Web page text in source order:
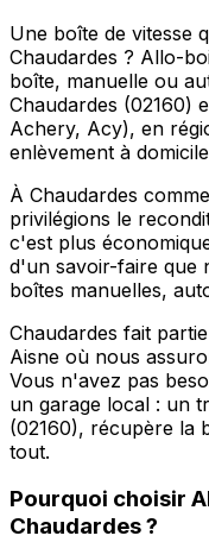
Une boîte de vitesse
Chaudardes ? Allo-
boîte, manuelle ou
Chaudardes (02160)
Achery, Acy), en
enlèvement à
À Chaudardes
privilégions le
c'est plus
d'un savoir-faire que
boîtes manuelles,
Chaudardes fait
Aisne où nous
Vous n'avez pas
un garage local : un
(02160), récupère la
tout.
Pourquoi choisir
Chaudardes?